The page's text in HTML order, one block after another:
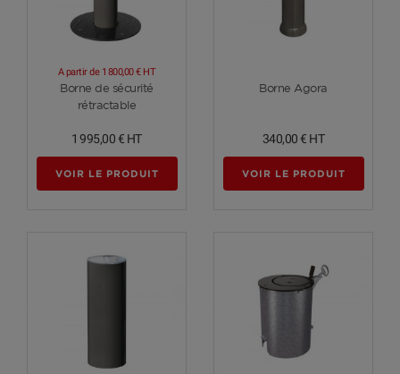
Voir plus
Borne de sécurité
rétractable
A partir de 1 800,00 € HT
1 995,00 € HT
VOIR LE PRODUIT
Voir plus
Borne Agora
340,00 € HT
VOIR LE PRODUIT